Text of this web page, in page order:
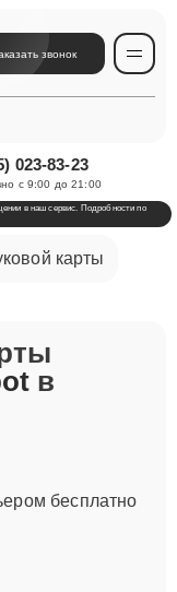
звонок
023-83-23
с 9:00 до 21:00
в наш сервис. Подробности по
карты
в
бесплатно